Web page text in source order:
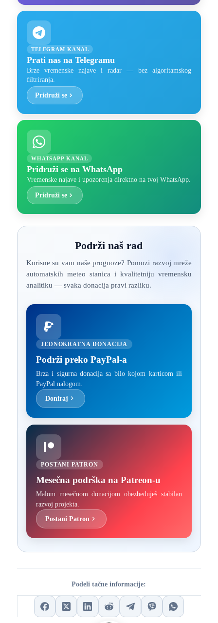
TELEGRAM KANAL
Prati nas na Telegramu
Brze vremenske najave i radar — bez algoritamskog
filtriranja.
Pridruži se
WHATSAPP KANAL
Pridruži se na WhatsApp
Vremenske najave i upozorenja direktno na tvoj WhatsApp.
Pridruži se
Podrži naš rad
Korisne su vam naše prognoze? Pomozi razvoj mreže
automatskih meteo stanica i kvalitetniju vremensku
analitiku — svaka donacija pravi razliku.
JEDNOKRATNA DONACIJA
Podrži preko PayPal-a
Brza i sigurna donacija sa bilo kojom karticom ili
PayPal nalogom.
Doniraj
POSTANI PATRON
Mesečna podrška na Patreon-u
Malom mesečnom donacijom obezbeđuješ stabilan
razvoj projekta.
Postani Patron
Podeli tačne informacije: